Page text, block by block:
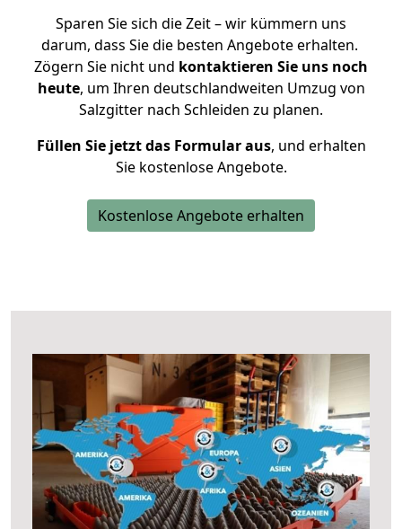
Sparen Sie sich die Zeit – wir kümmern uns
darum, dass Sie die besten Angebote erhalten.
Zögern Sie nicht und kontaktieren Sie uns noch
heute, um Ihren deutschlandweiten Umzug von
Salzgitter nach Schleiden zu planen.
Füllen Sie jetzt das Formular aus, und erhalten
Sie kostenlose Angebote.
Kostenlose Angebote erhalten